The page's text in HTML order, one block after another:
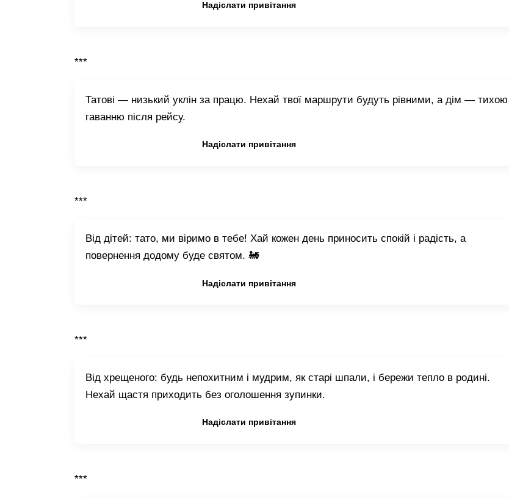
Надіслати привітання
***
Татові — низький уклін за працю. Нехай твої маршрути будуть рівними, а дім — тихою
гаванню після рейсу.
Надіслати привітання
***
Від дітей: тато, ми віримо в тебе! Хай кожен день приносить спокій і радість, а
повернення додому буде святом. 🚂
Надіслати привітання
***
Від хрещеного: будь непохитним і мудрим, як старі шпали, і бережи тепло в родині.
Нехай щастя приходить без оголошення зупинки.
Надіслати привітання
***